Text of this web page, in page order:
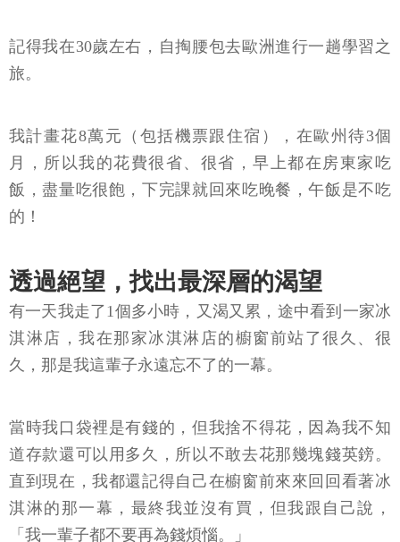
記得我在30歲左右，自掏腰包去歐洲進行一趟學習之
旅。
我計畫花8萬元（包括機票跟住宿），在歐州待3個
月，所以我的花費很省、很省，早上都在房東家吃
飯，盡量吃很飽，下完課就回來吃晚餐，午飯是不吃
的！
透過絕望，找出最深層的渴望
有一天我走了1個多小時，又渴又累，途中看到一家冰
淇淋店，我在那家冰淇淋店的櫥窗前站了很久、很
久，那是我這輩子永遠忘不了的一幕。
當時我口袋裡是有錢的，但我捨不得花，因為我不知
道存款還可以用多久，所以不敢去花那幾塊錢英鎊。
直到現在，我都還記得自己在櫥窗前來來回回看著冰
淇淋的那一幕，最終我並沒有買，但我跟自己說，
「我一輩子都不要再為錢煩惱。」